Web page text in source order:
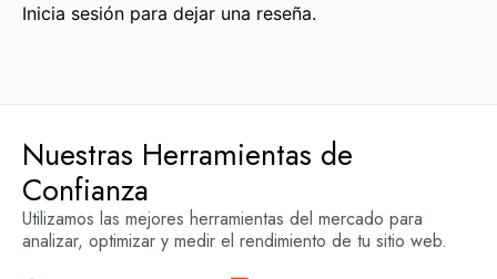
Estás a punto de sentarte a la mesa con gente que te
Inicia sesión para dejar una reseña.
Nuestras Herramientas de
Confianza
Utilizamos las mejores herramientas del mercado para
analizar, optimizar y medir el rendimiento de tu sitio web.